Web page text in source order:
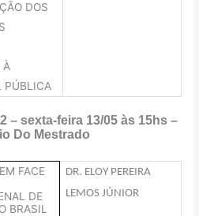
DOS
À
PÚBLICA
– sexta-feira 13/05 às 15hs –
Do Mestrado
FACE
DE
BRASIL
DR. ELOY PEREIRA
LEMOS JÚNIOR